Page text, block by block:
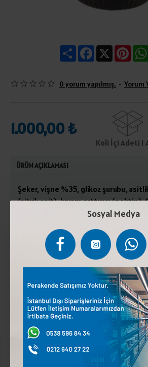
Sosyal Medya
ShareFacebook
X
0 yorum yapılmış. - Yorum
1.000,00 ₺
Koli İçi Adeti 1
ÜRÜN AÇIKLAMASI
Şeker, vişne %35, glikoz şurubu,
(sitrik asit), kıvam arttırıcı (pektin).
serin ve kuru yerde saklayınız.
üretilmiştir.
Etiketler: SEYİDOĞLU REÇEL VİŞNE 5 KG